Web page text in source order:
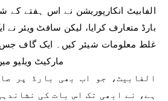
الفابیٹ انکارپوریشن نے اس ہفتے کے
بارڈ متعارف کرایا، لیکن سافٹ ویئر نے
غلط معلومات شیئر کیں۔ ایک گاف
مارکیٹ ویلیو میں $100 بلین
الفابیٹ، جو اب بھی بارڈ پر
ہے، نے ابھی تک اس بات کی